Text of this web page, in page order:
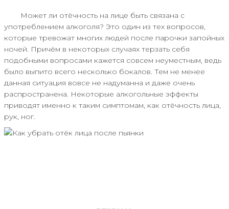
Может ли отёчность на лице быть связана с
употреблением алкоголя? Это один из тех вопросов,
которые тревожат многих людей после парочки запойных
ночей. Причём в некоторых случаях терзать себя
подобными вопросами кажется совсем неуместным, ведь
было выпито всего несколько бокалов. Тем не менее
данная ситуация вовсе не надуманна и даже очень
распространена. Некоторые алкогольные эффекты
приводят именно к таким симптомам, как отёчность лица,
рук, ног.